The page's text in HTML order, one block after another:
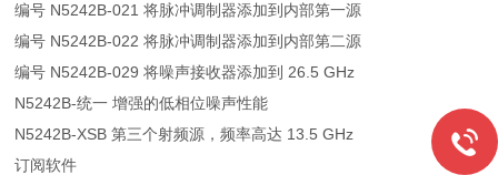
编号 N5242B-021 将脉冲调制器添加到内部第一源
编号 N5242B-022 将脉冲调制器添加到内部第二源
编号 N5242B-029 将噪声接收器添加到 26.5 GHz
N5242B-统一 增强的低相位噪声性能
N5242B-XSB 第三个射频源，频率高达 13.5 GHz
订阅软件